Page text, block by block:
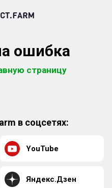
ошибка
страницу
в соцсетях:
YouTube
Яндекс.Дзен